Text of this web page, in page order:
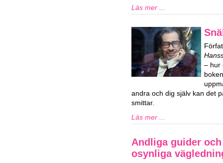
Läs mer ...
– hur
andra och dig själv kan det
smittar.
Läs mer ...
Andliga guider
osynliga